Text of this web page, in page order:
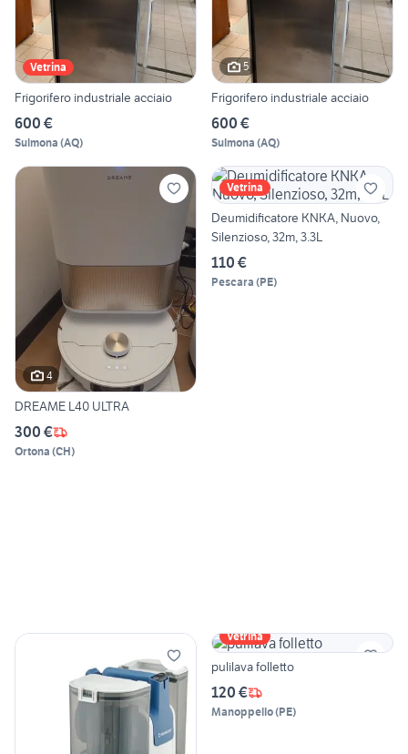
Vetrina
Frigorifero industriale acciaio
600 €
Sulmona (AQ)
5
Frigorifero industriale acciaio
600 €
Sulmona (AQ)
4
DREAME L40 ULTRA
300 €
Ortona (CH)
Vetrina
Deumidificatore KNKA, Nuovo,
Silenzioso, 32m, 3.3L
110 €
Pescara (PE)
Vetrina
pulilava folletto
120 €
Manoppello(PE)